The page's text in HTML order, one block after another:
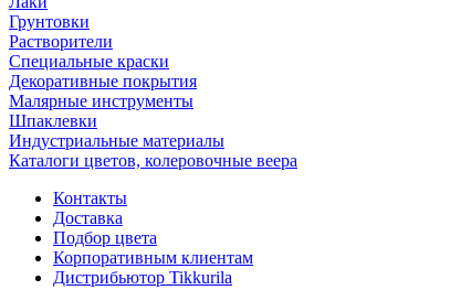
Грунтовки
Растворители
Специальные краски
Декоративные покрытия
Малярные инструменты
Шпаклевки
Индустриальные материалы
Каталоги цветов, колеровочные веера
Контакты
Доставка
Подбор цвета
Корпоративным клиентам
Дистрибьютор Tikkurila